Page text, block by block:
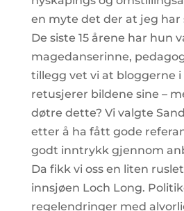
en myte det der at jeg har
De siste 15 årene har hun
magedanserinne,
tillegg vet vi at bloggerne i
retusjerer bildene sine –
døtre dette? Vi valgte
etter å ha fått gode
godt inntrykk gjennom
Da fikk vi oss en liten
innsjøen Loch Long.
regelendringer med